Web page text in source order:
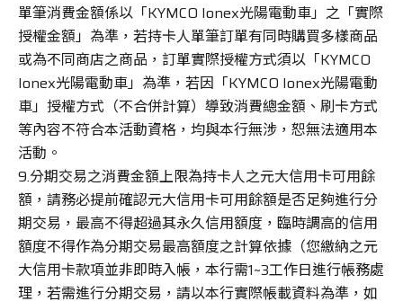
單筆消費金額係以「KYMCO Ionex光陽電動車」之「實際
授權金額」為準，若持卡人單筆訂單有同時購買多樣商品
或為不同商店之商品，訂單實際授權方式須以「KYMCO
Ionex光陽電動車」為準，若因「KYMCO Ionex光陽電動
車」授權方式（不合併計算）導致消費總金額、刷卡方式
等內容不符合本活動資格，均與本行無涉，恕無法適用本
活動。
9.分期交易之消費金額上限為持卡人之元大信用卡可用餘
額，請務必提前確認元大信用卡可用餘額是否足夠進行分
期交易，最高不得超過其永久信用額度，臨時調高的信用
額度不得作為分期交易最高額度之計算依據（您繳納之元
大信用卡款項並非即時入帳，本行需1~3工作日進行帳務處
理，若需進行分期交易，請以本行實際帳載資料為準，如